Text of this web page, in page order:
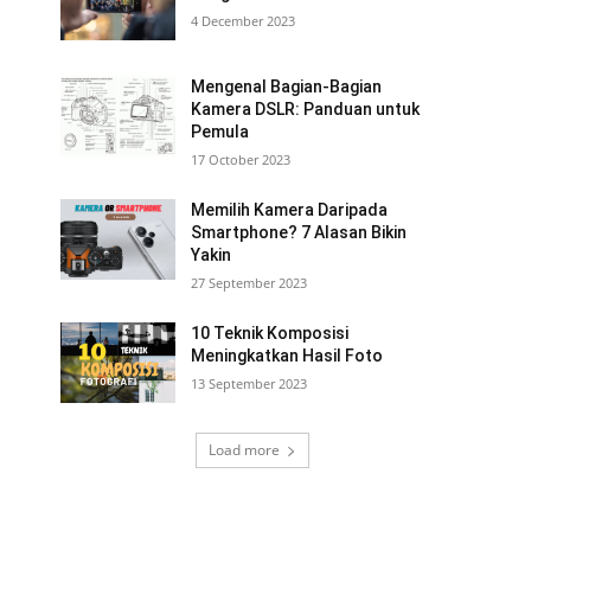
4 December 2023
Mengenal Bagian-Bagian
Kamera DSLR: Panduan untuk
Pemula
17 October 2023
Memilih Kamera Daripada
Smartphone? 7 Alasan Bikin
Yakin
27 September 2023
10 Teknik Komposisi
Meningkatkan Hasil Foto
13 September 2023
Load more